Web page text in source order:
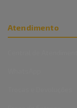
Atendimento